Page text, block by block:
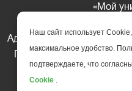
«Мой
Адрес редакции: 185035
Петрозаводск, ул.
Телефон
Наш сайт использует
максимальное удобство.
подтверждаете, что
Cookie .